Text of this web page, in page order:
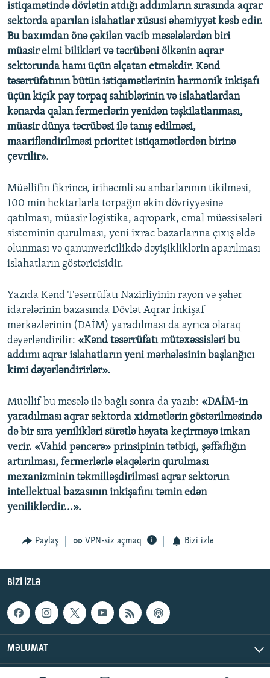
istiqamətində dövlətin atdığı addımların sırasında aqrar
sektorda aparılan islahatlar xüsusi əhəmiyyət kəsb edir.
Bu baxımdan önə çəkilən vacib məsələlərdən biri
müasir elmi bilikləri və təcrübəni ölkənin aqrar
sektorunda hamı üçün əlçatan etməkdir. Kənd
təsərrüfatının bütün istiqamətlərinin harmonik inkişafı
üçün kiçik pay torpaq sahiblərinin və islahatlardan
kənarda qalan fermerlərin yenidən təşkilatlanması,
müasir dünya təcrübəsi ilə tanış edilməsi,
maarifləndirilməsi prioritet istiqamətlərdən birinə
çevrilir».
Müəllifin fikrincə, irihəcmli su anbarlarının tikilməsi,
100 min hektarlarla torpağın əkin dövriyyəsinə
qatılması, müasir logistika, aqropark, emal müəssisələri
sisteminin qurulması, yeni ixrac bazarlarına çıxış əldə
olunması və qanunvericilikdə dəyişikliklərin aparılması
islahatların göstəricisidir.
Yazıda Kənd Təsərrüfatı Nazirliyinin rayon və şəhər
idarələrinin bazasında Dövlət Aqrar İnkişaf
mərkəzlərinin (DAİM) yaradılması da ayrıca olaraq
dəyərləndirilir: «Kənd təsərrüfatı mütəxəssisləri bu
addımı aqrar islahatların yeni mərhələsinin başlanğıcı
kimi dəyərləndirirlər».
Müəllif bu məsələ ilə bağlı sonra da yazıb: «DAİM-in
yaradılması aqrar sektorda xidmətlərin göstərilməsində
də bir sıra yenilikləri sürətlə həyata keçirməyə imkan
verir. «Vahid pəncərə» prinsipinin tətbiqi, şəffaflığın
artırılması, fermerlərlə əlaqələrin qurulması
mexanizminin təkmilləşdirilməsi aqrar sektorun
intellektual bazasının inkişafını təmin edən
yeniliklərdir...».
Paylaş VPN-siz açmaq Bizi izlə
BIZI IZLƏ
MƏLUMAT